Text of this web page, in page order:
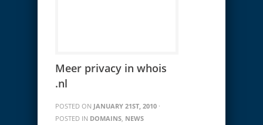
Meer privacy in whois
.nl
POSTED ON JANUARY 21ST, 2010 ·
POSTED IN DOMAINS, NEWS